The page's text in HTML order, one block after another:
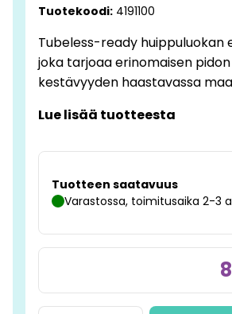
Tuotekoodi: 4191100
Tubeless-ready huippuluokan
joka tarjoaa erinomaisen
kestävyyden haastavassa
Lue lisää tuotteesta
Tuotteen saatavuus
Varastossa, toimitusaika 2-3